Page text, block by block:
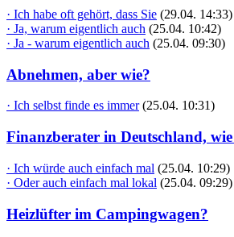
· Ich habe oft gehört, dass Sie (29.04. 14:33)
· Ja, warum eigentlich auch (25.04. 10:42)
· Ja - warum eigentlich auch (25.04. 09:30)
Abnehmen, aber wie?
· Ich selbst finde es immer (25.04. 10:31)
Finanzberater in Deutschland,
· Ich würde auch einfach mal (25.04. 10:29)
· Oder auch einfach mal lokal (25.04. 09:29)
Heizlüfter im Campingwagen?